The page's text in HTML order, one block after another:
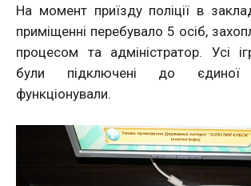
На момент приїзду поліції в
приміщенні перебувало 5 осіб,
процесом та адміністратор. Усі
були підключені до
функціонували.